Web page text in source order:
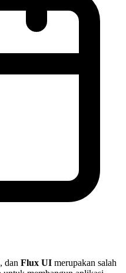
, dan Flux UI merupakan salah